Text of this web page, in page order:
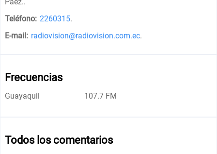
Teléfono: 2260315.
E-mail: radiovision@radiovision.com.ec.
Frecuencias
Guayaquil 107.7 FM
Todos los comentarios